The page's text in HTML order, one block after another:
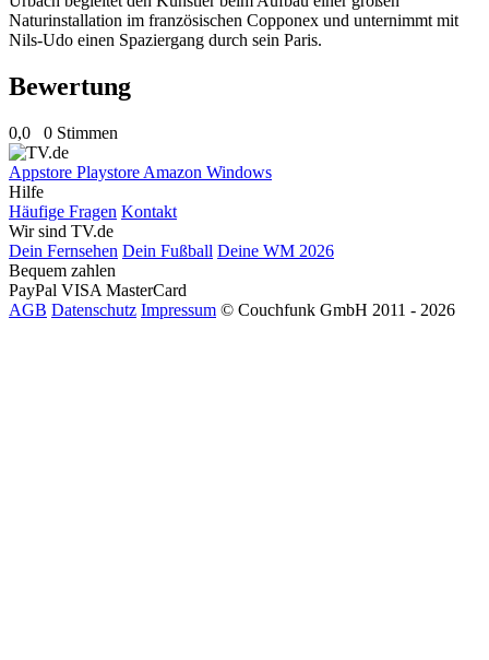
Naturinstallation im französischen Copponex und unternimmt mit
Nils-Udo einen Spaziergang durch sein Paris.
Bewertung
0,0 0 Stimmen
Appstore Playstore Amazon Windows
Hilfe
Häufige Fragen Kontakt
Wir sind TV.de
Dein Fernsehen Dein Fußball Deine WM 2026
Bequem zahlen
PayPal VISA MasterCard
AGB Datenschutz Impressum © Couchfunk GmbH 2011 - 2026